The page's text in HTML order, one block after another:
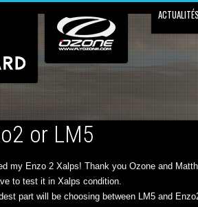
ACTUALITÉS
or LM5
my Enzo 2 Xalps! Thank you Ozone and
to test it in Xalps condition.
part will be choosing between LM5 and